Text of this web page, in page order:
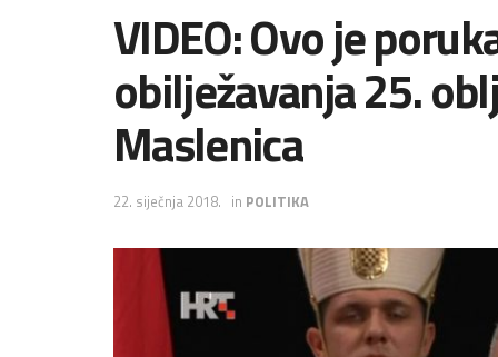
VIDEO: Ovo je
obilježavanja 25.
Maslenica
22. siječnja 2018. in POLITIKA